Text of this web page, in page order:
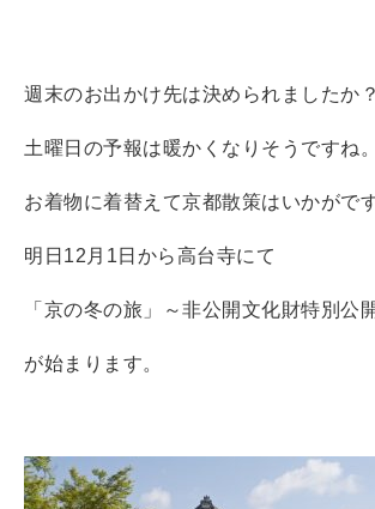
週末のお出かけ先は決められましたか？
土曜日の予報は暖かくなりそうですね。
お着物に着替えて京都散策はいかがで
明日12月1日から高台寺にて
「京の冬の旅」～非公開文化財特別公
が始まります。